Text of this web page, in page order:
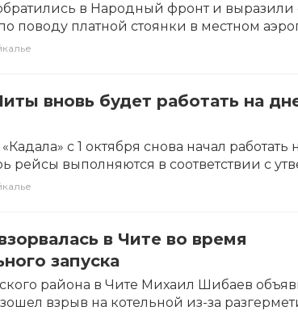
в Народный фронт и выразили
поводу платной стоянки в местном
вновь будет работать на
с 1 октября снова начал
рейсы выполняются в соответствии с
в Чите во время
запуска
района в Чите Михаил Шибаев
взрыв на котельной из-за